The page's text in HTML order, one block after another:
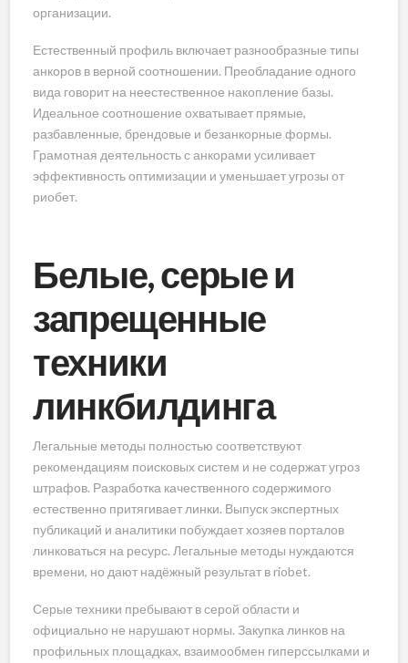
организации.
Естественный профиль включает разнообразные типы
анкоров в верной соотношении. Преобладание одного
вида говорит на неестественное накопление базы.
Идеальное соотношение охватывает прямые,
разбавленные, брендовые и безанкорные формы.
Грамотная деятельность с анкорами усиливает
эффективность оптимизации и уменьшает угрозы от
риобет.
Белые, серые и
запрещенные
техники
линкбилдинга
Легальные методы полностью соответствуют
рекомендациям поисковых систем и не содержат угроз
штрафов. Разработка качественного содержимого
естественно притягивает линки. Выпуск экспертных
публикаций и аналитики побуждает хозяев порталов
линковаться на ресурс. Легальные методы нуждаются
времени, но дают надёжный результат в riobet.
Серые техники пребывают в серой области и
официально не нарушают нормы. Закупка линков на
профильных площадках, взаимообмен гиперссылками и